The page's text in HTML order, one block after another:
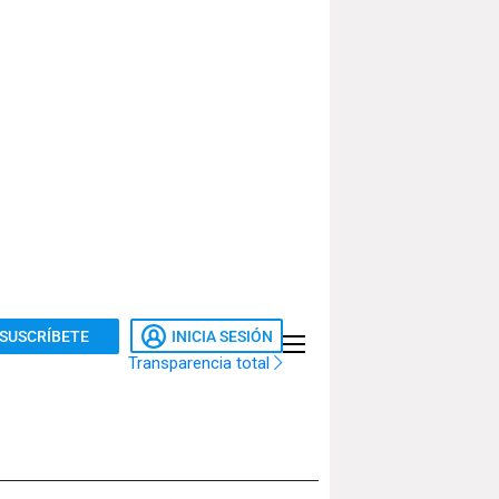
SUSCRÍBETE INICIA SESIÓN
Transparencia total